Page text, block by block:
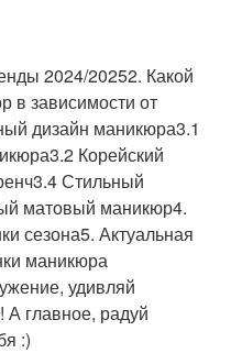
2024/20252. Какой
в зависимости от
дизайн маникюра3.1
Корейский
Стильный
матовый маникюр4.
сезона5. Актуальная
маникюра
удивляй
главное, радуй
:)